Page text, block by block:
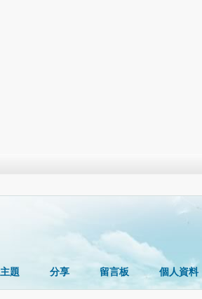
主題 分享 留言板 個人資料